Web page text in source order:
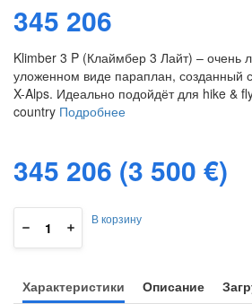
345 206
Klimber 3 P (Клаймбер 3 Лайт) – очень
уложенном виде параплан, созданный
X-Alps. Идеально подойдёт для hike &
country Подробнее
345 206
345 206 (3 500 €)
В корзину
Характеристики Описание